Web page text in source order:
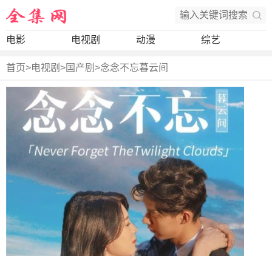
电影 电视剧 动漫 综艺
首页>电视剧 >国产剧 >念念不忘暮云间